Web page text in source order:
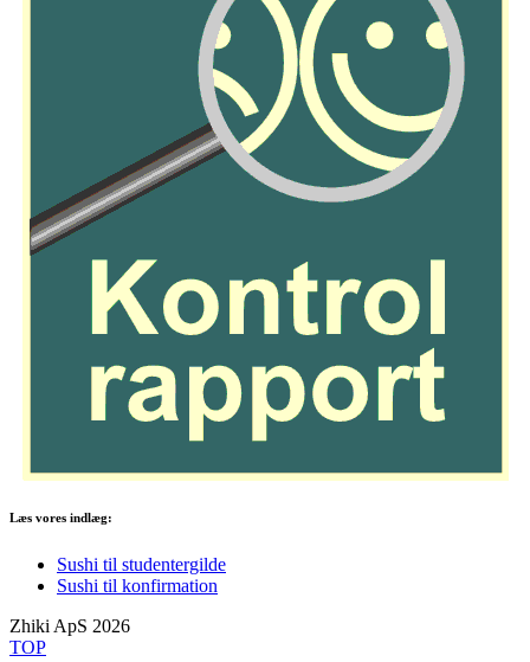
Læs vores indlæg:
Sushi til studentergilde
Sushi til konfirmation
Zhiki ApS 2026
TOP